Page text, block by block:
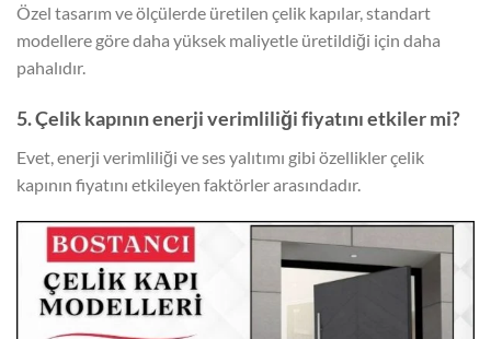
Özel tasarım ve ölçülerde üretilen çelik kapılar, standart
modellere göre daha yüksek maliyetle üretildiği için daha
pahalıdır.
5. Çelik kapının enerji verimliliği fiyatını etkiler mi?
Evet, enerji verimliliği ve ses yalıtımı gibi özellikler çelik
kapının fiyatını etkileyen faktörler arasındadır.